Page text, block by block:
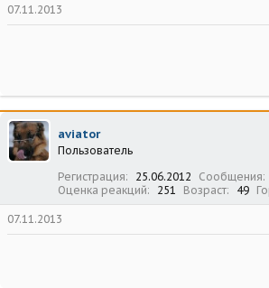
07.11.2013
aviator
Пользователь
Регистрация
25.06.2012 Сообщения
Оценка реакций
251 Возраст 49
07.11.2013